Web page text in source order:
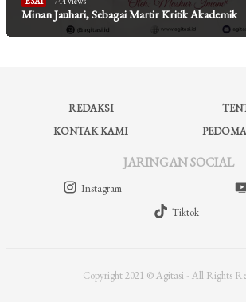
Minan Jauhari, Sebagai Martir Kritik Akademik
REDAKSI
KONTAK KAMI
JARINGAN SOCIAL
Instagram
Tiktok
Copyright 2021 © Agitasi - All Rights